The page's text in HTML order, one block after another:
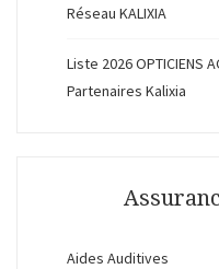
Réseau KALIXIA
Liste 2026 OPTICIENS
Partenaires Kalixia
Aides Auditives